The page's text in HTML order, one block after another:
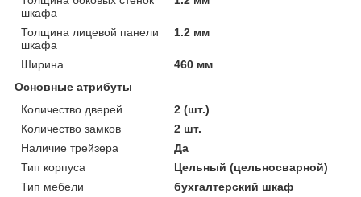
шкафа
Толщина лицевой панели
шкафа
1.2 мм
Ширина
460 мм
Основные атрибуты
Количество дверей
2 (шт.)
Количество замков
2 шт.
Наличие трейзера
Да
Тип корпуса
Цельный (цельносварной)
Тип мебели
бухгалтерский шкаф